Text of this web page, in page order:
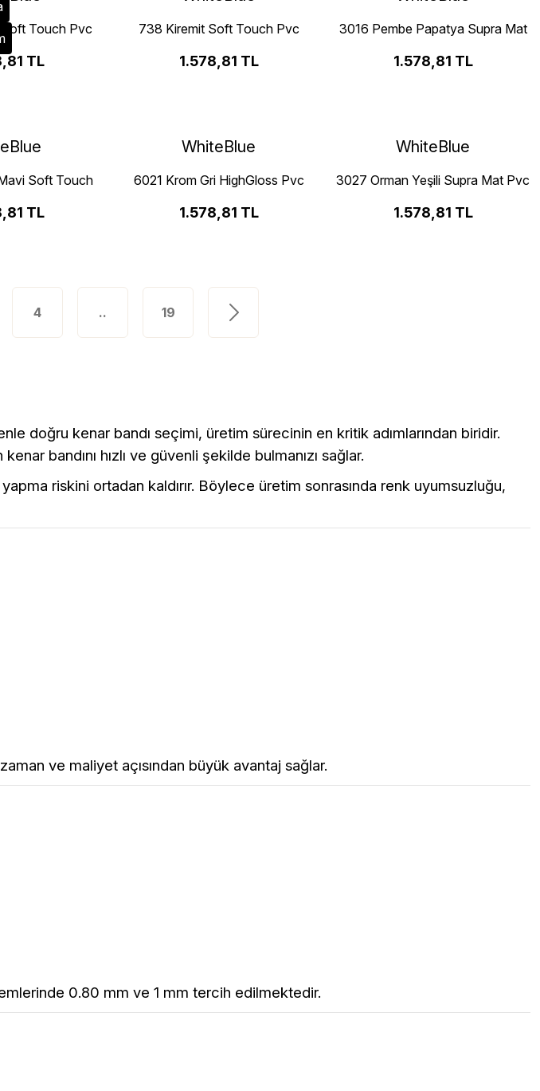
Soft Touch Pvc
TL
738 Kiremit Soft Touch Pvc
1.578,81 TL
3016 Pembe Papatya Supra Mat
1.578,81 TL
Soft Touch
TL
WhiteBlue
6021 Krom Gri HighGloss Pvc
1.578,81 TL
WhiteBlue
3027 Orman Yeşili Supra Mat Pvc
1.578,81 TL
4 .. 19
doğru kenar bandı seçimi, üretim sürecinin en kritik adımlarından biridir.
bandını hızlı ve güvenli şekilde bulmanızı sağlar.
riskini ortadan kaldırır. Böylece üretim sonrasında renk uyumsuzluğu,
ve maliyet açısından büyük avantaj sağlar.
0.80 mm ve 1 mm tercih edilmektedir.